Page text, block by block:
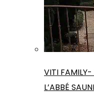
VITI FAMILY-
L’ABBÉ